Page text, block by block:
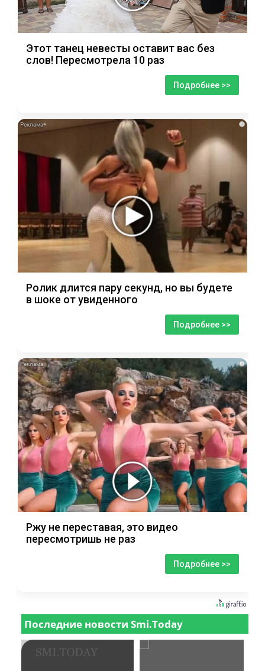
Этот танец невесты оставит вас без
слов! Пересмотрела 10 раз
Подробнее >>
i
Ролик длится пару секунд, но вы будете
в шоке от увиденного
Подробнее >>
i
Ржу не переставая, это видео
пересмотришь не раз
Подробнее >>